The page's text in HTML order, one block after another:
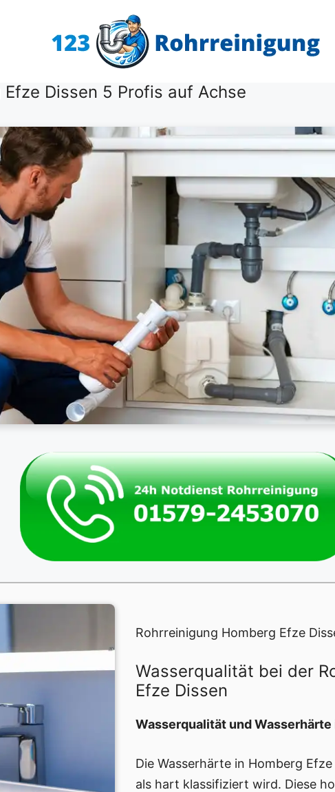
Dissen 5 Profis auf Achse
Rohrreinigung Homberg Efze
Wasserqualität bei der
Efze Dissen
Wasserqualität und
Die Wasserhärte in Homberg
als hart klassifiziert wird. Diese